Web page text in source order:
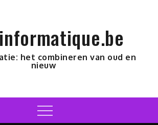
het combineren van oud en
nieuw
Menu